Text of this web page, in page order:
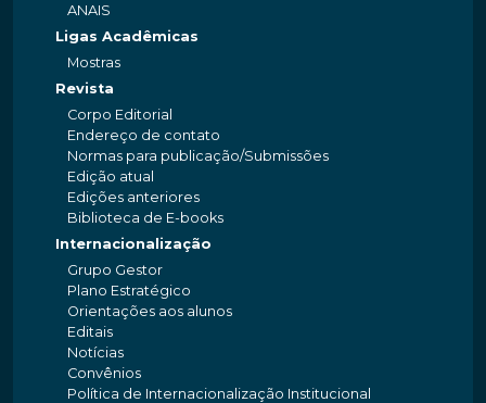
ANAIS
Ligas Acadêmicas
Mostras
Revista
Corpo Editorial
Endereço de contato
Normas para publicação/Submissões
Edição atual
Edições anteriores
Biblioteca de E-books
Internacionalização
Grupo Gestor
Plano Estratégico
Orientações aos alunos
Editais
Notícias
Convênios
Política de Internacionalização Institucional